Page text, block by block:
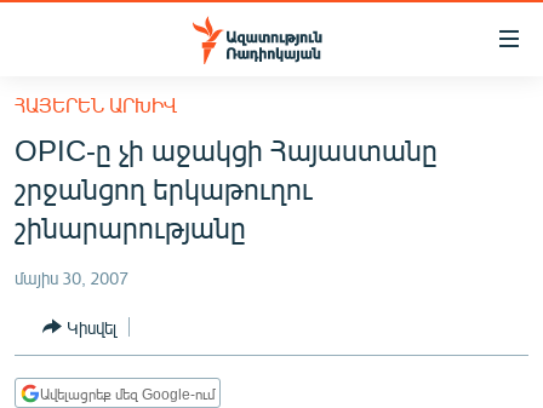
Մատչելիության
հիմնական
բովանդակությանը
հիմնական
մենյուին
ՀԱՅԱՍՏԱՆ
ՔԱՂԱՔԱԿԱՆ
ՀԱՍԱՐԱԿՈՒԹՅՈՒՆ
ՏՆՏԵՍՈՒԹՅՈՒՆ
ՀԱՅԵՐԵՆ ԱՐԽԻՎ
OPIC-ը չի աջակցի Հայաստանը
շրջանցող երկաթուղու
շինարարությանը
մայիս 30, 2007
Կիսվել
Ավելացրեք մեզ Google-ում